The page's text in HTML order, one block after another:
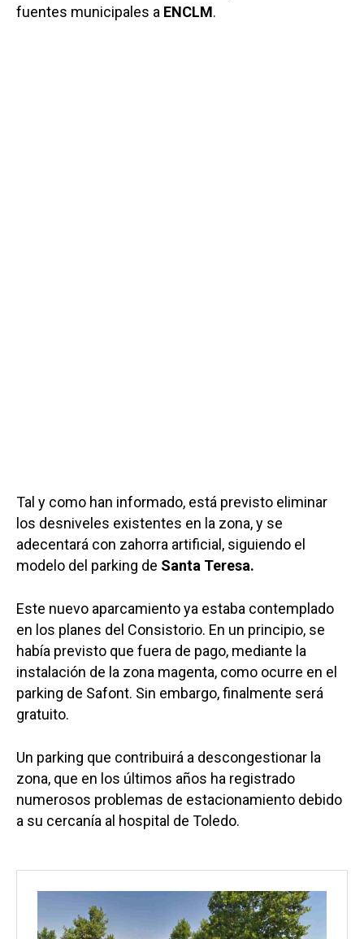
fuentes municipales a ENCLM.
Tal y como han informado, está previsto eliminar
los desniveles existentes en la zona, y se
adecentará con zahorra artificial, siguiendo el
modelo del parking de Santa Teresa.
Este nuevo aparcamiento ya estaba contemplado
en los planes del Consistorio. En un principio, se
había previsto que fuera de pago, mediante la
instalación de la zona magenta, como ocurre en el
parking de Safont. Sin embargo, finalmente será
gratuito.
Un parking que contribuirá a descongestionar la
zona, que en los últimos años ha registrado
numerosos problemas de estacionamiento debido
a su cercanía al hospital de Toledo.